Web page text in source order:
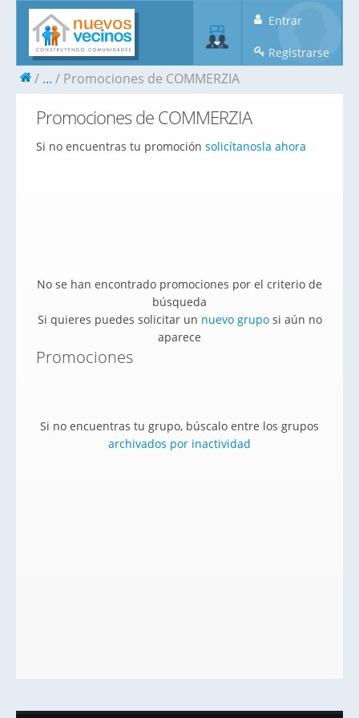
Entrar
Registrarse
... Promociones de COMMERZIA
Promociones de COMMERZIA
Si no encuentras tu promoción solicítanosla ahora
No se han encontrado promociones por el criterio de
búsqueda
Si quieres puedes solicitar un nuevo gruposi aún no
aparece
Promociones
Si no encuentras tu grupo, búscalo entre los grupos
archivados por inactividad